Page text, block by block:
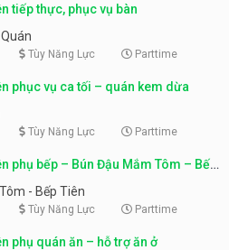
tiếp thực, phục vụ bàn
Tùy Năng Lực Parttime
phục vụ ca tối – quán kem dừa
Tùy Năng Lực Parttime
phụ bếp – Bún Đậu Mắm Tôm – Bếp
- Bếp Tiên
Tùy Năng Lực Parttime
phụ quán ăn – hỗ trợ ăn ở